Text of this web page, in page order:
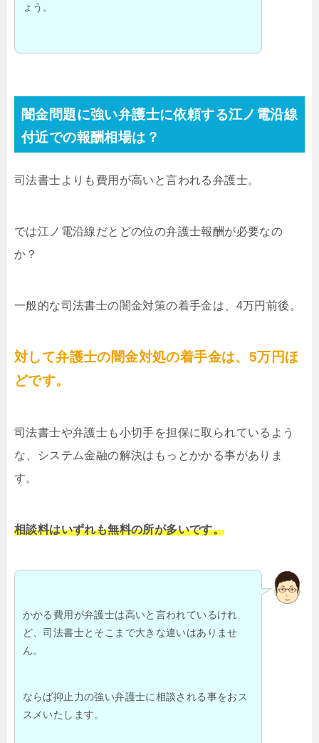
ょう。
闇金問題に強い弁護士に依頼する江ノ電沿線
付近での報酬相場は？
司法書士よりも費用が高いと言われる弁護士。
では江ノ電沿線だとどの位の弁護士報酬が必要なの
か？
一般的な司法書士の闇金対策の着手金は、4万円前後。
対して弁護士の闇金対処の着手金は、5万円ほ
どです。
司法書士や弁護士も小切手を担保に取られているよう
な、システム金融の解決はもっとかかる事がありま
す。
相談料はいずれも無料の所が多いです。
かかる費用が弁護士は高いと言われているけれ
ど、司法書士とそこまで大きな違いはありませ
ん。
ならば抑止力の強い弁護士に相談される事をおス
スメいたします。